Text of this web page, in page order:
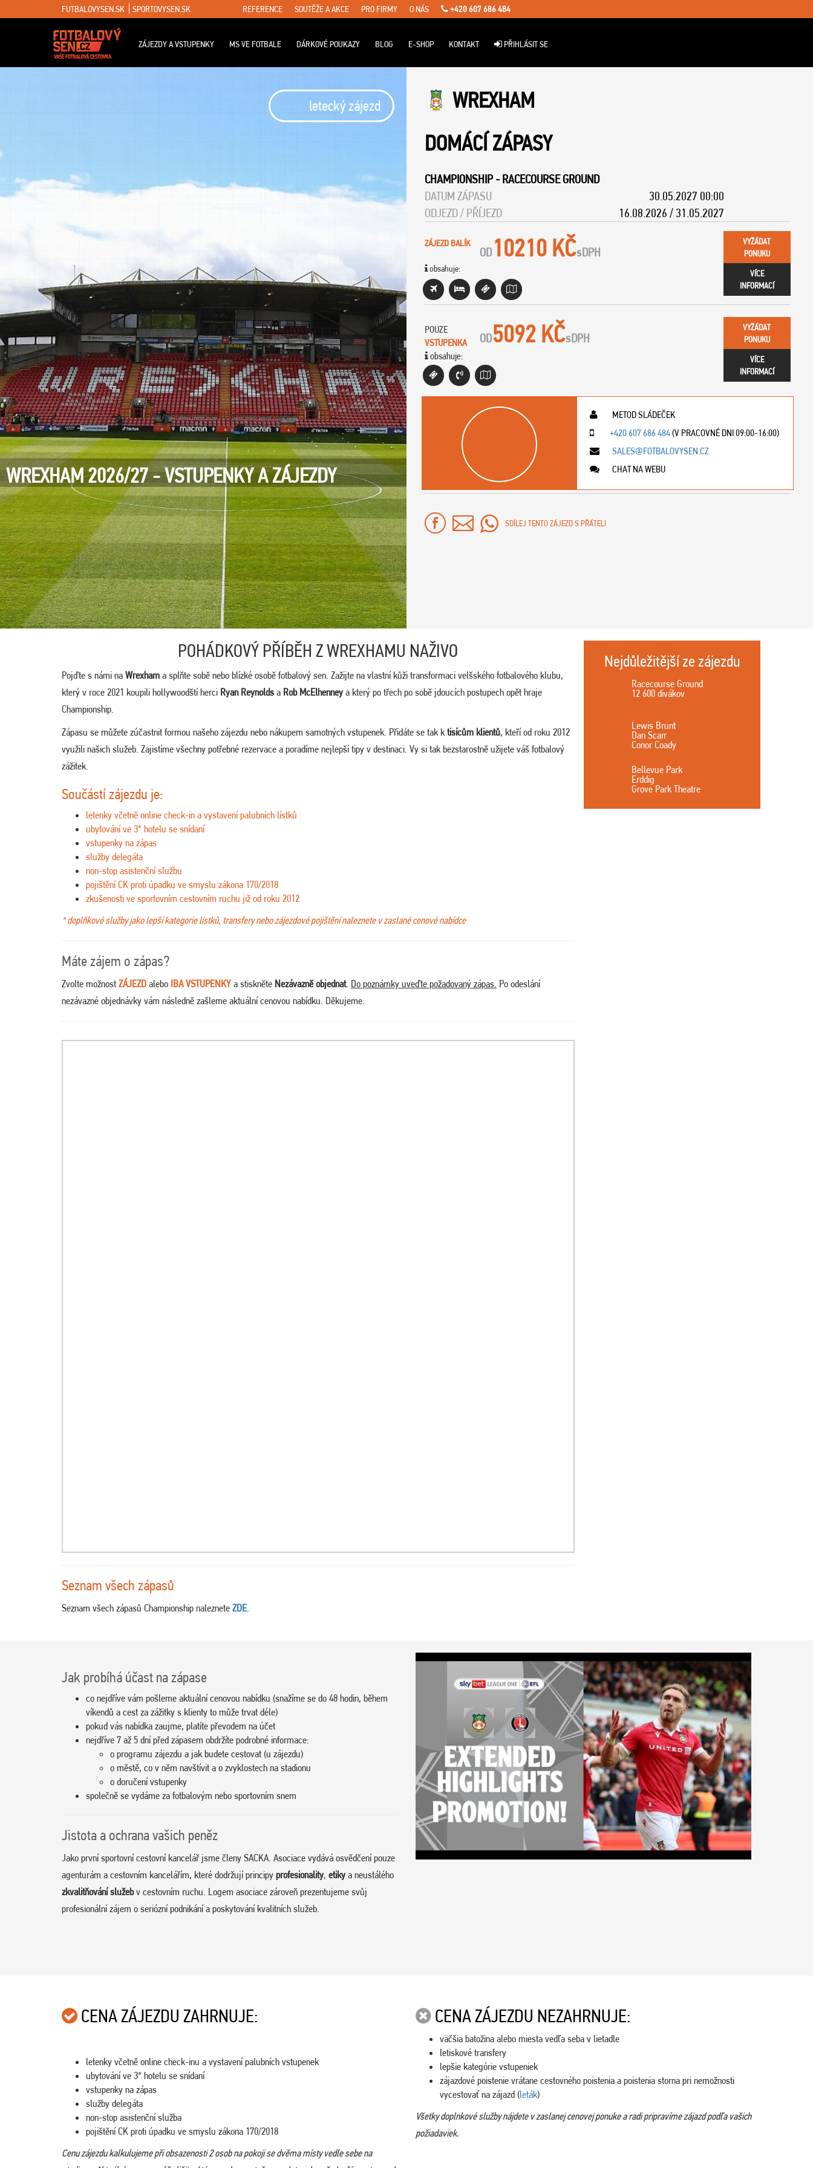
FUTBALOVYSEN.SK SPORTOVYSEN.SK REFERENCE SOUTĚŽE A AKCE PRO FIRMY O NÁS +420 607 686 484
ZÁJEZDY A VSTUPENKY MS VE FOTBALE DÁRKOVÉ POUKAZY BLOG E-SHOP KONTAKT PŘIHLÁSIT SE
letecký zájezd
WREXHAM 2026/27 - VSTUPENKY A ZÁJEZDY
WREXHAM
DOMÁCÍ ZÁPASY
CHAMPIONSHIP-RACECOURSE GROUND
DATUM ZÁPASU
30.05.2027 00:00
ODJEZD / PŘÍJEZD
16.08.2026 / 31.05.2027
ZÁJEZD BALÍK
obsahuje:
OD 10210 KČsDPH
VYŽÁDAT
PONUKU
VÍCE
INFORMACÍ
POUZE
VSTUPENKA
obsahuje:
OD5092 KČsDPH
VYŽÁDAT
PONUKU
VÍCE
INFORMACÍ
METOD SLÁDEČEK
+420 607 686 484(V PRACOVNÉ DNI 09:00-16:00)
SALES@FOTBALOVYSEN.CZ
CHAT NA WEBU
SDÍLEJ TENTO ZÁJEZD S PŘÁTELI
POHÁDKOVÝ PŘÍBĚH Z WREXHAMU NAŽIVO
Pojďte s námi na Wrexham a splňte sobě nebo blízké osobě fotbalový sen. Zažijte na vlastní kůži transformaci velšského fotbalového klubu,
který v roce 2021 koupili hollywoodští herci Ryan Reynolds a Rob McElhenneya který po třech po sobě jdoucích postupech opět hraje
Championship.
Zápasu se můžete zúčastnit formou našeho zájezdu nebo nákupem samotných vstupenek. Přidáte se tak ktisícům klientů, kteří od roku 2012
využili našich služeb. Zajistíme všechny potřebné rezervace a poradíme nejlepší tipy v destinaci. Vy si tak bezstarostně užijete váš fotbalový
zážitek.
Součástí zájezdu je:
letenky včetně online check-in a vystavení palubních lístků
ubytování ve 3* hotelu se snídaní
vstupenky na zápas
služby delegáta
non-stop asistenční službu
pojištění CK proti úpadku ve smyslu zákona 170/2018
zkušenosti ve sportovním cestovním ruchu již od roku 2012
* doplňkové služby jako lepší kategorie lístků, transfery nebo zájezdové pojištění naleznete v zaslané cenové nabídce
Máte zájem o zápas?
Zvolte možnost ZÁJEZD alebo IBA VSTUPENKY a stiskněte Nezávazně objednat. Do poznámky uveďte požadovaný zápas. Po odeslání
nezávazné objednávky vám následně zašleme aktuální cenovou nabídku. Děkujeme.
Seznam všech zápasů
Seznam všech zápasů Championship naleznete ZDE
Nejdůležitější ze zájezdu
Racecourse Ground
12 600 divákov
Lewis Brunt
Dan Scarr
Conor Coady
Bellevue Park
Erddig
Grove Park Theatre
Jak probíhá účast na zápase
co nejdříve vám pošleme aktuální cenovou nabídku (snažíme se do 48 hodin, během
víkendů a cest za zážitky s klienty to může trvat déle)
pokud vás nabídka zaujme, platíte převodem na účet
nejdříve 7 až 5 dní před zápasem obdržíte podrobné informace:
o programu zájezdu a jak budete cestovat (u zájezdu)
o městě, co v něm navštívit a o zvyklostech na stadionu
o doručení vstupenky
společně se vydáme za fotbalovým nebo sportovním snem
Jistota a ochrana vašich peněz
Jako první sportovní cestovní kancelář jsme členy SACKA. Asociace vydává osvědčení pouze
agenturám a cestovním kancelářím, které dodržují principy profesionality, etikya neustálého
zkvalitňování služebv cestovním ruchu. Logem asociace zároveň prezentujeme svůj
profesionální zájem o seriózní podnikání a poskytování kvalitních služeb.
CENA ZÁJEZDU ZAHRNUJE:
letenky včetně online check-inu a vystavení palubních vstupenek
ubytování ve 3* hotelu se snídaní
vstupenky na zápas
služby delegáta
non-stop asistenční služba
pojištění CK proti úpadku ve smyslu zákona 170/2018
Cenu zájezdu kalkulujeme při obsazenosti 2 osob na pokoji se dvěma místy vedle sebe na
CENA ZÁJEZDU NEZAHRNUJE:
väčšia batožina alebo miesta vedľa seba v lietadle
letiskové transfery
lepšie kategórie vstupeniek
zájazdové poistenie vrátane cestovného poistenia a poistenia storna pri nemožnosti
vycestovať na zájazd (leták)
Všetky doplnkové služby nájdete v zaslanej cenovej ponuke a radi pripravíme zájazd podľa vašich
požiadaviek.